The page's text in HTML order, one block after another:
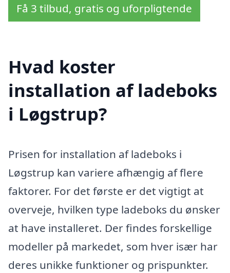
Få 3 tilbud, gratis og uforpligtende
Hvad koster
installation af ladeboks
i Løgstrup?
Prisen for installation af ladeboks i
Løgstrup kan variere afhængig af flere
faktorer. For det første er det vigtigt at
overveje, hvilken type ladeboks du ønsker
at have installeret. Der findes forskellige
modeller på markedet, som hver især har
deres unikke funktioner og prispunkter.